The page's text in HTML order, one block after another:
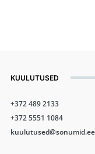
KUULUTUSED
+372 489 2133
+372 5551 1084
kuulutused@sonumid.ee